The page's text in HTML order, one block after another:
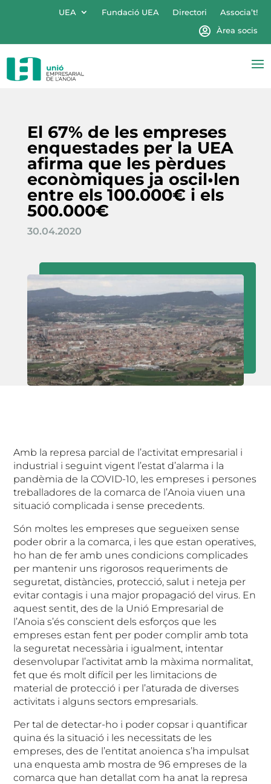
UEA Fundació UEA Directori
Associa’t!
Àrea socis
El 67% de les empreses
enquestades per la UEA
afirma que les pèrdues
econòmiques ja oscil•len
entre els 100.000€ i els
500.000€
30.04.2020
Amb la represa parcial de l’activitat empresarial i
industrial i seguint vigent l’estat d’alarma i la
pandèmia de la COVID-10, les empreses i persones
treballadores de la comarca de l’Anoia viuen una
situació complicada i sense precedents.
Són moltes les empreses que segueixen sense
poder obrir a la comarca, i les que estan operatives,
ho han de fer amb unes condicions complicades
per mantenir uns rigorosos requeriments de
seguretat, distàncies, protecció, salut i neteja per
evitar contagis i una major propagació del virus. En
aquest sentit, des de la Unió Empresarial de
l’Anoia s’és conscient dels esforços que les
empreses estan fent per poder complir amb tota
la seguretat necessària i igualment, intentar
desenvolupar l’activitat amb la màxima normalitat,
fet que és molt difícil per les limitacions de
material de protecció i per l’aturada de diverses
activitats i alguns sectors empresarials.
Per tal de detectar-ho i poder copsar i quantificar
quina és la situació i les necessitats de les
empreses, des de l’entitat anoienca s’ha impulsat
una enquesta amb mostra de 96 empreses de la
comarca que han detallat com ha anat la represa